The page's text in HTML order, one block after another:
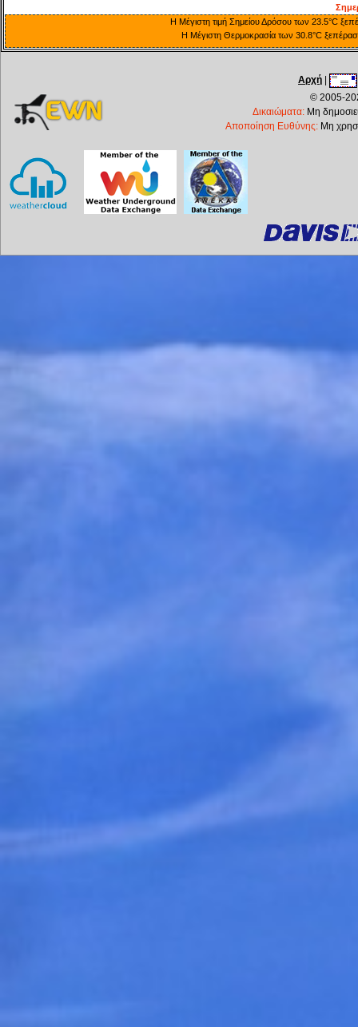
Η Μέγιστη τιμή Σημείου Δρόσου των 23.5°C
Η Μέγιστη Θερμοκρασία των 30.8°C
Αρχή
© 2005-
Δικαιώματα: Μη
Αποποίηση Ευθύνης: Μη